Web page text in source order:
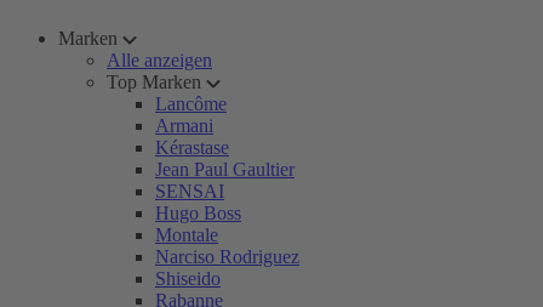
Marken
Alle anzeigen
Top Marken
Lancôme
Armani
Kérastase
Jean Paul Gaultier
SENSAI
Hugo Boss
Montale
Narciso Rodriguez
Shiseido
Rabanne